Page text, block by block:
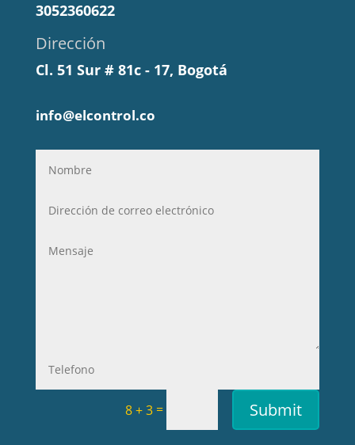
3052360622
Dirección
Cl. 51 Sur # 81c - 17, Bogotá
info@elcontrol.co
8 + 3 = Submit